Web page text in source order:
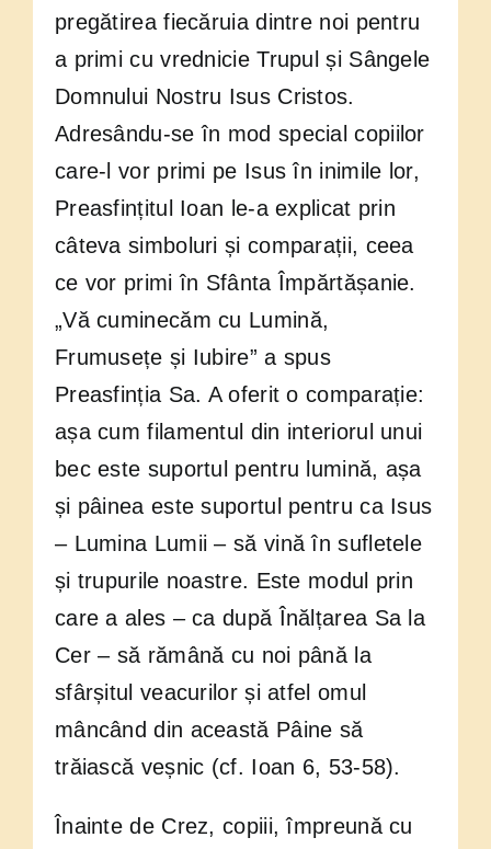
pregătirea fiecăruia dintre noi pentru
a primi cu vrednicie Trupul și Sângele
Domnului Nostru Isus Cristos.
Adresându-se în mod special copiilor
care-l vor primi pe Isus în inimile lor,
Preasfințitul Ioan le-a explicat prin
câteva simboluri și comparații, ceea
ce vor primi în Sfânta Împărtășanie.
„Vă cuminecăm cu Lumină,
Frumusețe și Iubire” a spus
Preasfinția Sa. A oferit o comparație:
așa cum filamentul din interiorul unui
bec este suportul pentru lumină, așa
și pâinea este suportul pentru ca Isus
– Lumina Lumii – să vină în sufletele
și trupurile noastre. Este modul prin
care a ales – ca după Înălțarea Sa la
Cer – să rămână cu noi până la
sfârșitul veacurilor și atfel omul
mâncând din această Pâine să
trăiască veșnic (cf. Ioan 6, 53-58).
Înainte de Crez, copiii, împreună cu